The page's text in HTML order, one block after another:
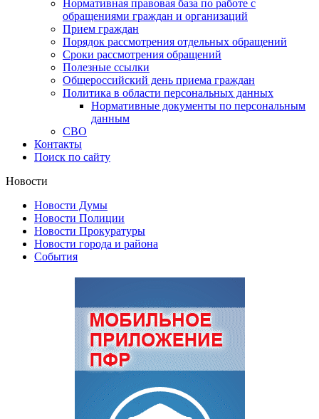
Нормативная правовая база по работе с
обращениями граждан и организаций
Прием граждан
Порядок рассмотрения отдельных обращений
Сроки рассмотрения обращений
Полезные ссылки
Общероссийский день приема граждан
Политика в области персональных данных
Нормативные документы по персональным
данным
СВО
Контакты
Поиск по сайту
Новости
Новости Думы
Новости Полиции
Новости Прокуратуры
Новости города и района
События